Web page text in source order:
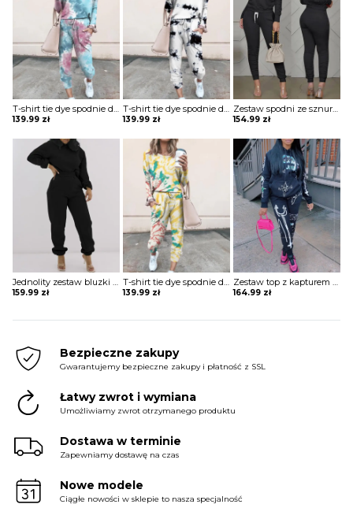
T-shirt tie dye spodnie dwuczęściowe homewear komplet Jolantha
139.99 zł
T-shirt tie dye spodnie dwuczęściowe homewear komplet Jolantha
139.99 zł
Zestaw spodni ze sznurkiem z długim rękawem i kieszenią komplet Anghard
154.99 zł
Jednolity zestaw bluzki i spodni z długim rękawem komplet Hadley
159.99 zł
T-shirt tie dye spodnie dwuczęściowe homewear komplet Jolantha
139.99 zł
Zestaw top z kapturem i sznurkiem do spodni nadrukiem literami kreskówek komplet Norah
164.99 zł
Bezpieczne zakupy
Gwarantujemy bezpieczne zakupy i płatność z SSL
Łatwy zwrot i wymiana
Umożliwiamy zwrot otrzymanego produktu
Dostawa w terminie
Zapewniamy dostawę na czas
Nowe modele
Ciągłe nowości w sklepie to nasza specjalność